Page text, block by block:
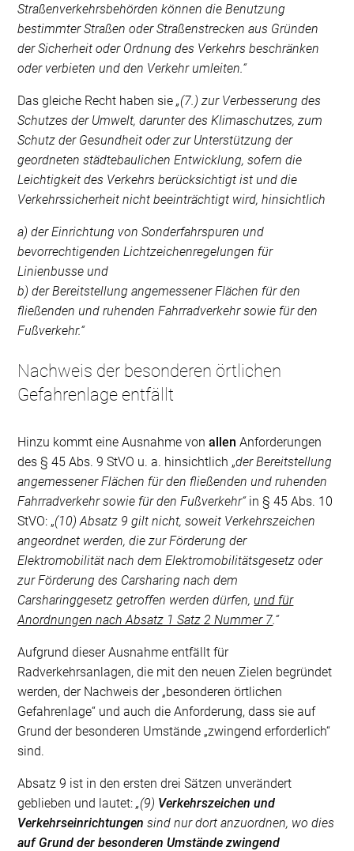
Straßenverkehrsbehörden können die Benutzung
bestimmter Straßen oder Straßenstrecken aus Gründen
der Sicherheit oder Ordnung des Verkehrs beschränken
oder verbieten und den Verkehr umleiten.“
Das gleiche Recht haben sie„(7.) zur Verbesserung des
Schutzes der Umwelt, darunter des Klimaschutzes, zum
Schutz der Gesundheit oder zur Unterstützung der
geordneten städtebaulichen Entwicklung, sofern die
Leichtigkeit des Verkehrs berücksichtigt ist und die
Verkehrssicherheit nicht beeinträchtigt wird, hinsichtlich
a) der Einrichtung von Sonderfahrspuren und
bevorrechtigenden Lichtzeichenregelungen für
Linienbusse und
b) der Bereitstellung angemessener Flächen für den
fließenden und ruhenden Fahrradverkehr sowie für den
Fußverkehr.“
Nachweis der besonderen örtlichen
Gefahrenlage entfällt
Hinzu kommt eine Ausnahme vonallen Anforderungen
des § 45 Abs. 9 StVO u. a. hinsichtlich „der Bereitstellung
angemessener Flächen für den fließenden und ruhenden
Fahrradverkehr sowie für den Fußverkehr“in § 45 Abs. 10
StVO: „(10) Absatz 9 gilt nicht, soweit Verkehrszeichen
angeordnet werden, die zur Förderung der
Elektromobilität nach dem Elektromobilitätsgesetz oder
zur Förderung des Carsharing nach dem
Carsharinggesetz getroffen werden dürfen, und für
Anordnungen nach Absatz 1 Satz 2 Nummer 7.“
Aufgrund dieser Ausnahme entfällt für
Radverkehrsanlagen, die mit den neuen Zielen begründet
werden, der Nachweis der „besonderen örtlichen
Gefahrenlage“ und auch die Anforderung, dass sie auf
Grund der besonderen Umstände „zwingend erforderlich“
sind.
Absatz 9 ist in den ersten drei Sätzen unverändert
geblieben und lautet:„(9) Verkehrszeichen und
Verkehrseinrichtungensind nur dort anzuordnen, wo dies
auf Grund der besonderen Umstände zwingend